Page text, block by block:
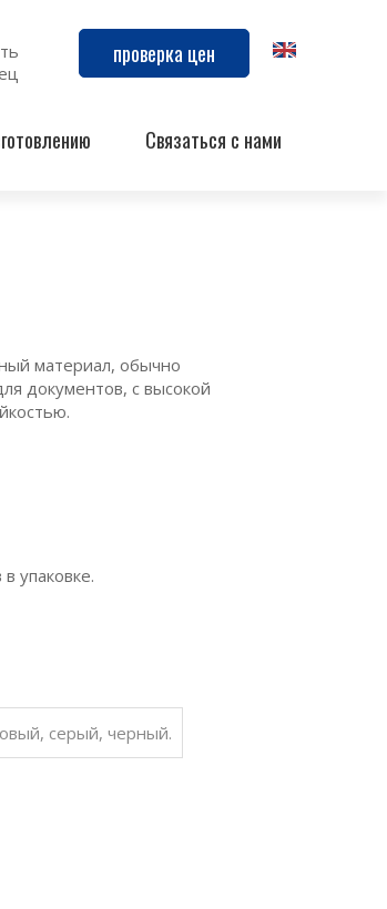
проверка цен
Связаться с нами
материал, обычно
документов, с высокой
упаковке.
серый, черный.